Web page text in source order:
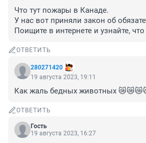
Что тут пожары в Канаде.
У нас вот приняли закон об
Поищите в интернете и узнайте, что
ОТВЕТИТЬ
280271420
19 августа 2023, 19:11
Как жаль бедных животных
ОТВЕТИТЬ
Гость
19 августа 2023, 16:27